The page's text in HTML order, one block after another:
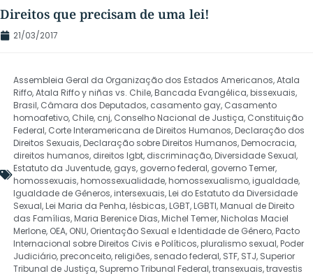
Direitos que precisam de uma lei!
21/03/2017
Assembleia Geral da Organização dos Estados Americanos,Atala
Riffo,Atala Riffo y niñas vs. Chile,Bancada Evangélica,bissexuais,
Brasil, Câmara dos Deputados, casamento gay, Casamento
homoafetivo, Chile, cnj, Conselho Nacional de Justiça, Constituição
Federal, Corte Interamericana de Direitos Humanos,Declaração dos
Direitos Sexuais,Declaração sobre Direitos Humanos,Democracia,
direitos humanos, direitos lgbt, discriminação,Diversidade Sexual,
Estatuto da Juventude, gays, governo federal, governo Temer,
homossexuais,homossexualidade,homossexualismo,igualdade,
Igualdade de Gêneros,intersexuais,Lei do Estatuto da Diversidade
Sexual,Lei Maria da Penha,lésbicas,LGBT,LGBTI,Manual de Direito
das Famílias,Maria Berenice Dias,Michel Temer,Nicholas Maciel
Merlone, OEA, ONU, Orientação Sexual e Identidade de Gênero,Pacto
Internacional sobre Direitos Civis e Políticos,pluralismo sexual,Poder
Judiciário,preconceito,religiões, senado federal, STF, STJ, Superior
Tribunal de Justiça, Supremo Tribunal Federal,transexuais,travestis